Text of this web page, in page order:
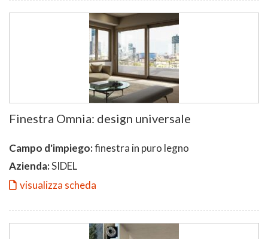
Finestra Omnia: design universale
Campo d'impiego:finestra in puro legno
Azienda:SIDEL
visualizza scheda